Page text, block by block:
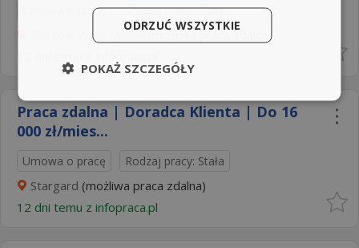
Umowa o pracę Rodzaj pracy: Stała
Gorzów Wielkopolski(możliwa praca zdalna)
12 dni temu z
Praca zdalna | Doradca Klienta | Do 16
000 zł/mies...
Umowa o pracę Rodzaj pracy: Stała
Stargard (możliwa praca zdalna)
12 dni temu z infopraca.pl
ODRZUĆ WSZYSTKIE
POKAŻ SZCZEGÓŁY